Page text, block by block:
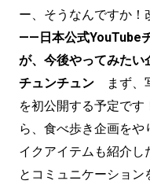
ー、そうなんですか！
——日本公式YouTube
が、今後やってみたい
チュンチュン まず、
を初公開する予定で
ら、食べ歩き企画をや
イクアイテムも紹介
とコミュニケーショ